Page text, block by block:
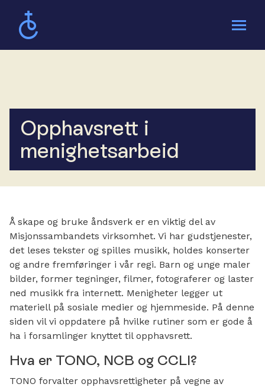
Menighetsarbeid
Administrasjon og ledelse
Tilsluttet Misjonssambandet
Opphavsrett i
menighetsarbeid
Å skape og bruke åndsverk er en viktig del av
Misjonssambandets virksomhet. Vi har gudstjenester,
det leses tekster og spilles musikk, holdes konserter
og andre fremføringer i vår regi. Barn og unge maler
bilder, former tegninger, filmer, fotograferer og laster
ned musikk fra internett. Menigheter legger ut
materiell på sosiale medier og hjemmeside. På denne
siden vil vi oppdatere på hvilke rutiner som er gode å
ha i forsamlinger knyttet til opphavsrett.
Hva er TONO, NCB og CCLI?
TONO forvalter opphavsrettigheter på vegne av